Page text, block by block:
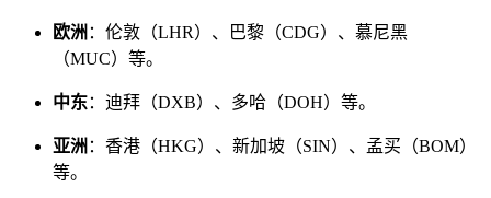
欧洲 ：伦敦（LHR）、巴黎（CDG）、慕尼黑
（MUC）等。
中东：迪拜（DXB）、多哈（DOH）等。
亚洲 ：香港（HKG）、新加坡（SIN）、孟买（BOM）
等。